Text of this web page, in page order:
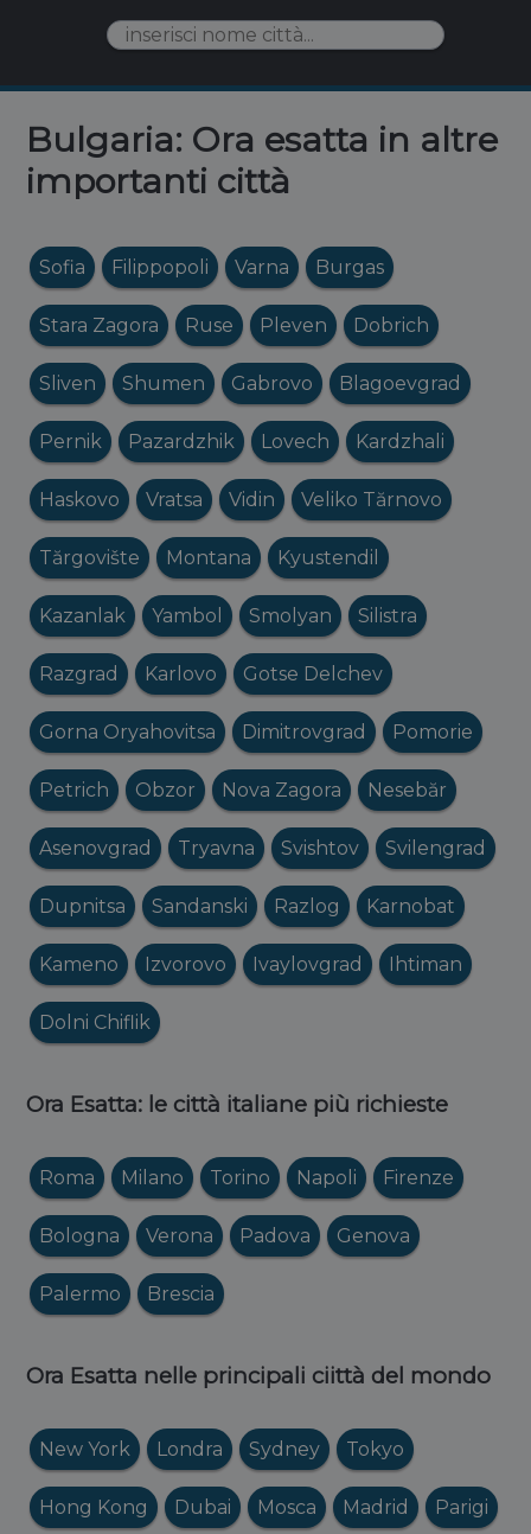
Bulgaria: Ora esatta in altre
importanti città
Sofia Filippopoli Varna Burgas
Stara Zagora Ruse Pleven Dobrich
Sliven Shumen Gabrovo Blagoevgrad
Pernik Pazardzhik Lovech Kardzhali
Haskovo Vratsa Vidin Veliko Tărnovo
Tărgovište Montana Kyustendil
Kazanlak Yambol Smolyan Silistra
Razgrad Karlovo Gotse Delchev
Gorna Oryahovitsa Dimitrovgrad Pomorie
Petrich Obzor Nova Zagora Nesebăr
Asenovgrad Tryavna Svishtov Svilengrad
Dupnitsa Sandanski Razlog Karnobat
Kameno Izvorovo Ivaylovgrad Ihtiman
Dolni Chiflik
Ora Esatta: le città italiane più richieste
Roma Milano Torino Napoli Firenze
Bologna Verona Padova Genova
Palermo Brescia
Ora Esatta nelle principali ciittà del mondo
New York Londra Sydney Tokyo
Hong Kong Dubai Mosca Madrid Parigi